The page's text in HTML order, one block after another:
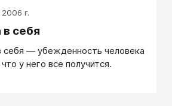
2006 г.
в себя
себя — убежденность человека
у него все получится.